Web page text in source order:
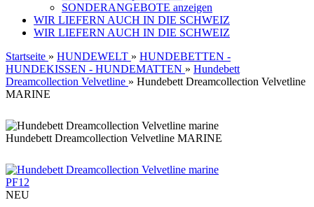
SONDERANGEBOTE anzeigen
WIR LIEFERN AUCH IN DIE SCHWEIZ
WIR LIEFERN AUCH IN DIE SCHWEIZ
Startseite » HUNDEWELT » HUNDEBETTEN -
HUNDEKISSEN - HUNDEMATTEN » Hundebett
Dreamcollection Velvetline » Hundebett Dreamcollection Velvetline
MARINE
Hundebett Dreamcollection Velvetline MARINE
PF12
NEU